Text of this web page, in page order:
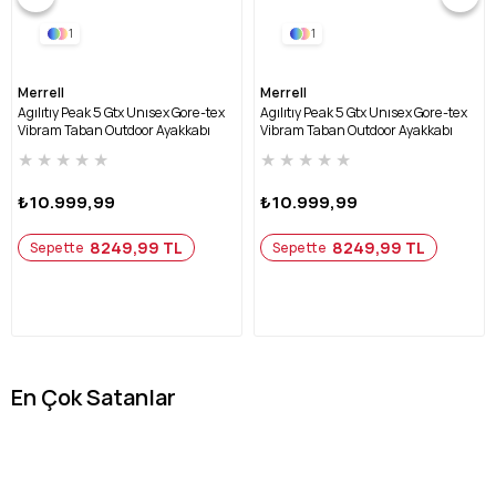
1
Merrell
Agılıtıy Peak 5 Gtx Unısex Gore-tex
Vibram Taban Outdoor Ayakkabı
★ ★ ★ ★ ★
₺10.999,99
Sepette 8249,99 TL
1
Merrell
Agılıtıy Peak 5 Gtx Unısex Gore-tex
Vibram Taban Outdoor Ayakkabı
★ ★ ★ ★ ★
₺10.999,99
Sepette 8249,99 TL
En Çok Satanlar